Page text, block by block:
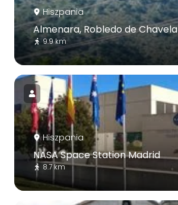
Hiszpania
Almenara, Robledo de Chavela
9.9 km
Hiszpania
NASA Space Station Madrid
8.7 km